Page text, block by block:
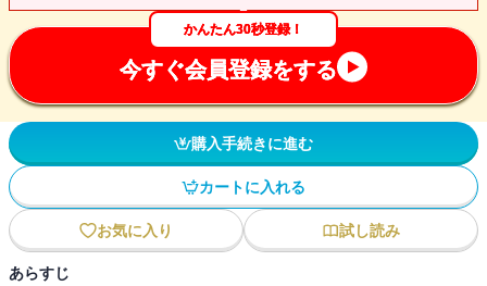
かんたん30秒登録！
今すぐ会員登録をする
購入手続きに進む
カートに入れる
お気に入り 試し読み
あらすじ